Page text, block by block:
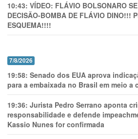
10:43: VÍDEO: FLÁVIO BOLSONARO
DECISÃO-BOMBA DE FLÁVIO DINO!!!
ESQUEMA!!!!
7/8/2026
19:58: Senado dos EUA aprova
para a embaixada no Brasil em meio a
19:36: Jurista Pedro Serrano aponta
responsabilidade e defende
Kassio Nunes for confirmada